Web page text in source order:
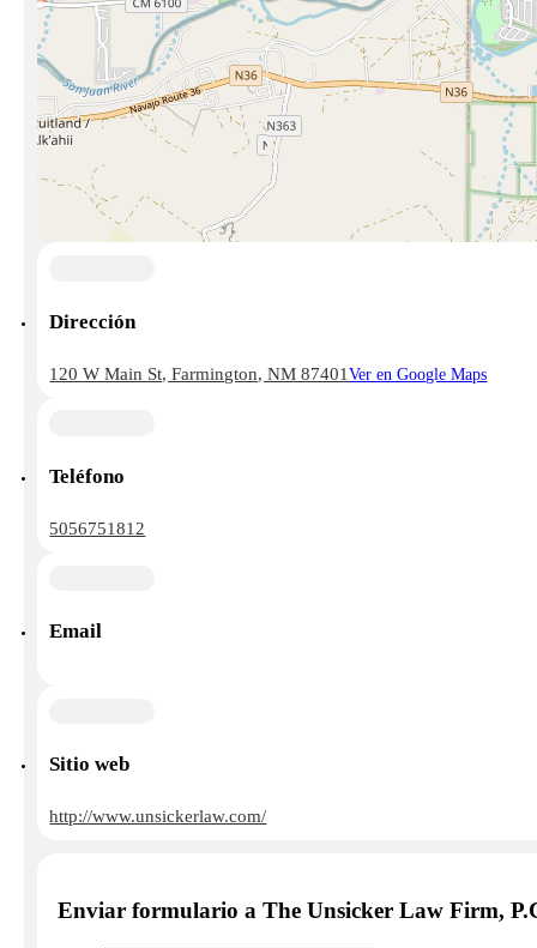
Dirección
120 W Main St, Farmington, NM 87401Ver en Google Maps
Teléfono
5056751812
Email
Sitio web
http://www.unsickerlaw.com/
Enviar formulario a The Unsicker Law Firm,